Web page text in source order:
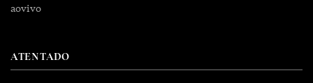
aovivo
ATENTADO